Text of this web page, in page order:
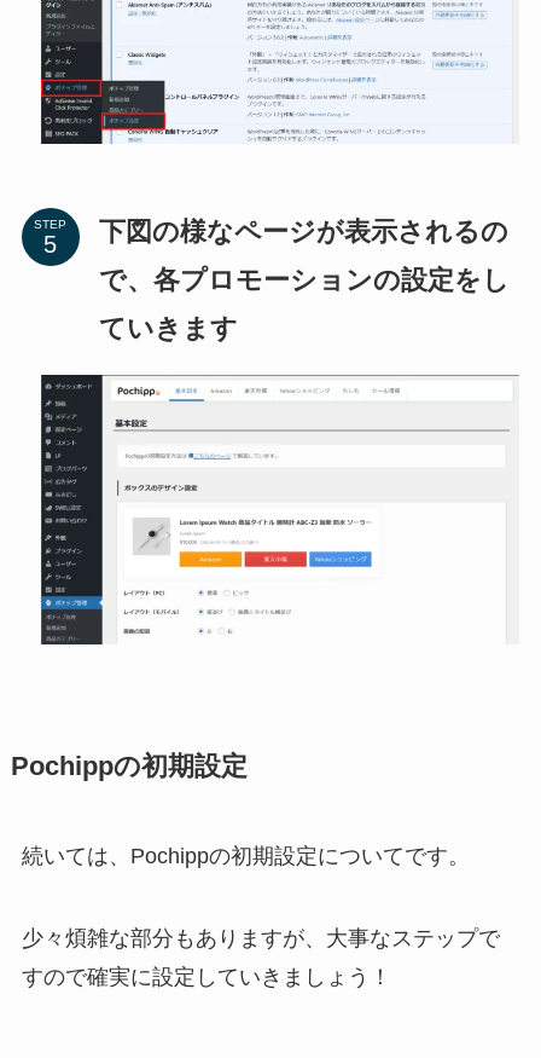
STEP
下図の様なページが表示されるの
で、各プロモーションの設定をし
ていきます
Pochippの初期設定
続いては、Pochippの初期設定についてです。
少々煩雑な部分もありますが、大事なステップで
すので確実に設定していきましょう！